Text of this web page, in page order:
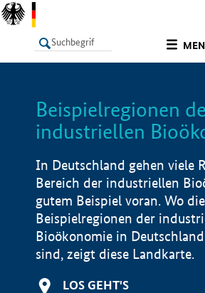
LISTE
Beispielregionen
industriellen
In Deutschland gehen viele
Bereich der industriellen
gutem Beispiel voran. Wo
Beispielregionen der
Bioökonomie in
sind, zeigt diese Landkarte.
LOS GEHT'S